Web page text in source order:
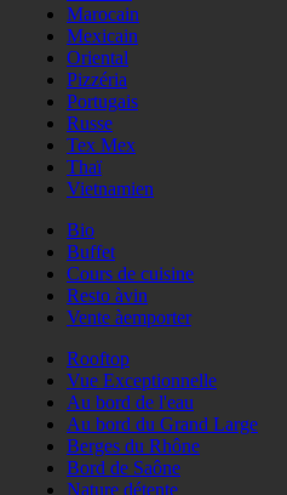
Marocain
Mexicain
Oriental
Pizzéria
Portugais
Russe
Tex Mex
Thaï
Vietnamien
Bio
Buffet
Cours de cuisine
Resto àvin
Vente àemporter
Rooftop
Vue Exceptionnelle
Au bord de l'eau
Au bord du Grand Large
Berges du Rhône
Bord de Saône
Nature détente